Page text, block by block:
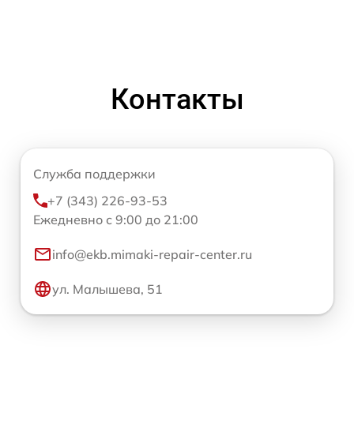
Контакты
Служба поддержки
+7 (343) 226-93-53
Ежедневно с 9:00 до 21:00
info@ekb.mimaki-repair-center.ru
ул. Малышева, 51